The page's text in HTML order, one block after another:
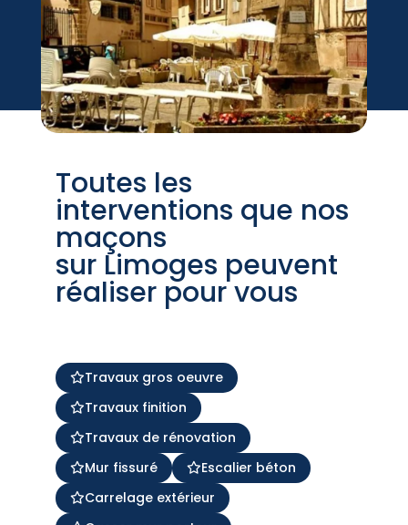
Toutes les
interventions que nos
maçons
sur Limoges peuvent
réaliser pour vous
Travaux gros oeuvre
Travaux finition
Travaux de rénovation
Mur fissuré
Escalier béton
Carrelage extérieur